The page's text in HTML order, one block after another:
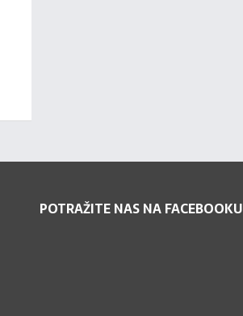
POTRAŽITE NAS NA FACEBOOKU